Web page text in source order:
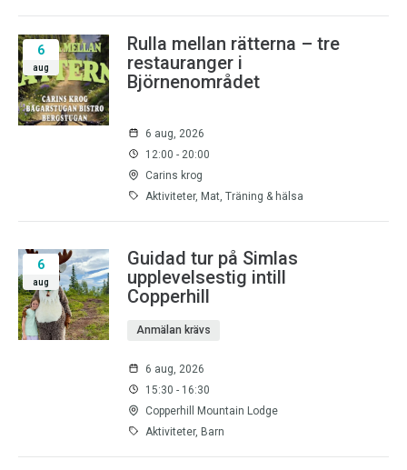
6
aug
Rulla mellan rätterna – tre
restauranger i
Björnenområdet
6 aug, 2026
12:00 - 20:00
Carins krog
Aktiviteter, Mat, Träning & hälsa
6
aug
Guidad tur på Simlas
upplevelsestig intill
Copperhill
Anmälan krävs
6 aug, 2026
15:30 - 16:30
Copperhill Mountain Lodge
Aktiviteter, Barn